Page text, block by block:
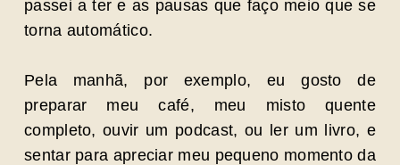
passei a ter e as pausas que faço meio que se
torna automático.
Pela manhã, por exemplo, eu gosto de
preparar meu café, meu misto quente
completo, ouvir um podcast, ou ler um livro, e
sentar para apreciar meu pequeno momento da